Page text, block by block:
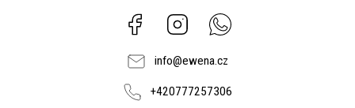
Facebook Instagram
info@ewena.cz
+420777257306